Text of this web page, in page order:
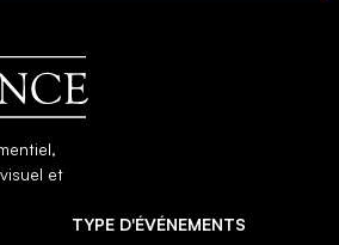
et
TYPE D'ÉVÉNEMENTS